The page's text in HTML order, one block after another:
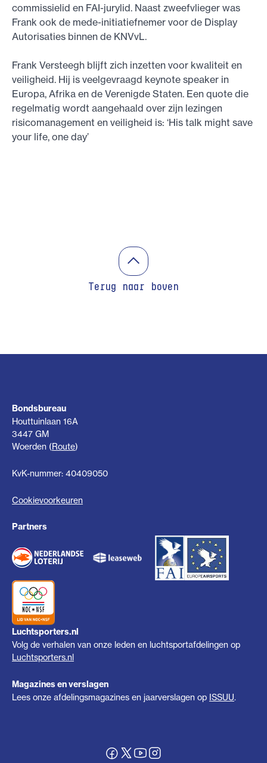
commissielid en FAI-jurylid. Naast zweefvlieger was
Frank ook de mede-initiatiefnemer voor de Display
Autorisaties binnen de KNVvL.
Frank Versteegh blijft zich inzetten voor kwaliteit en
veiligheid. Hij is veelgevraagd keynote speaker in
Europa, Afrika en de Verenigde Staten. Een quote die
regelmatig wordt aangehaald over zijn lezingen
risicomanagement en veiligheid is: ‘His talk might save
your life, one day’
Terug naar boven
Bondsbureau
Houttuinlaan 16A
3447 GM
Woerden (Route)
KvK-nummer: 40409050
Cookievoorkeuren
Partners
Luchtsporters.nl
Volg de verhalen van onze leden en luchtsportafdelingen op
Luchtsporters.nl
Magazines en verslagen
Lees onze afdelingsmagazines en jaarverslagen op ISSUU.